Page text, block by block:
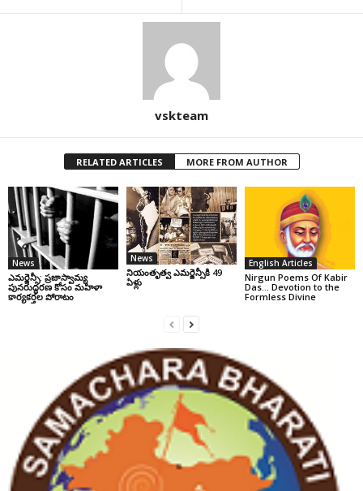
vskteam
RELATED ARTICLES MORE FROM AUTHOR
News
ఎమర్జెన్సీ: ప్రజాస్వామ్య
పునరుద్ధరణ కోసం మహిళా
కార్యకర్తల పోరాటం
News
నియంతృత్వ ఎమర్జెన్సీకి 49
ఏళ్లు
English Articles
Nirgun Poems Of Kabir
Das… Devotion to the
Formless Divine